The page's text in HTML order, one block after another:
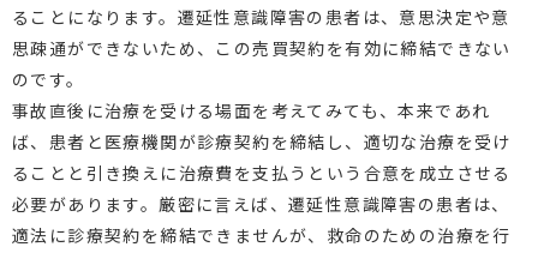
ることになります。遷延性意識障害の患者は、意思決定や意
思疎通ができないため、この売買契約を有効に締結できない
のです。
事故直後に治療を受ける場面を考えてみても、本来であれ
ば、患者と医療機関が診療契約を締結し、適切な治療を受け
ることと引き換えに治療費を支払うという合意を成立させる
必要があります。厳密に言えば、遷延性意識障害の患者は、
適法に診療契約を締結できませんが、救命のための治療を行